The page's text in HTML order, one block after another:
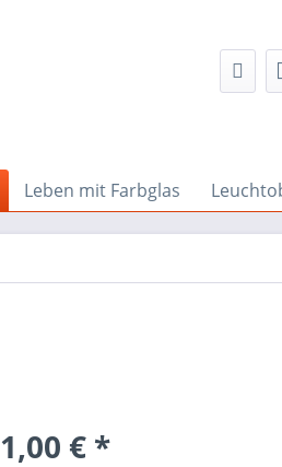
Leben mit Farbglas
1,00 € *